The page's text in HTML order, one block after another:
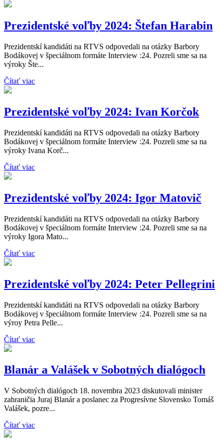
Prezidentské voľby 2024: Štefan Harabin
Prezidentskí kandidáti na RTVS odpovedali na otázky Barbory
Bodákovej v špeciálnom formáte Interview :24. Pozreli sme sa na
výroky Šte...
Čítať viac
Prezidentské voľby 2024: Ivan Korčok
Prezidentskí kandidáti na RTVS odpovedali na otázky Barbory
Bodákovej v špeciálnom formáte Interview :24. Pozreli sme sa na
výroky Ivana Korč...
Čítať viac
Prezidentské voľby 2024: Igor Matovič
Prezidentskí kandidáti na RTVS odpovedali na otázky Barbory
Bodákovej v špeciálnom formáte Interview :24. Pozreli sme sa na
výroky Igora Mato...
Čítať viac
Prezidentské voľby 2024: Peter Pellegrini
Prezidentskí kandidáti na RTVS odpovedali na otázky Barbory
Bodákovej v špeciálnom formáte Interview :24. Pozreli sme sa na
výroy Petra Pelle...
Čítať viac
Blanár a Valášek v Sobotných dialógoch
V Sobotných dialógoch 18. novembra 2023 diskutovali minister
zahraničia Juraj Blanár a poslanec za Progresívne Slovensko Tomáš
Valášek, pozre...
Čítať viac